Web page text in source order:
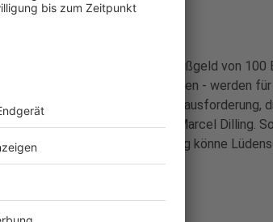
erwischt, kostet das ein Bußgeld von 100
– auch aus anderen Regionen - werden
benötigt. Es werde eine Herausforderung,
betonte Polizeisprecher Marcel Dilling.
sein, denn Ziel der Ladung könne